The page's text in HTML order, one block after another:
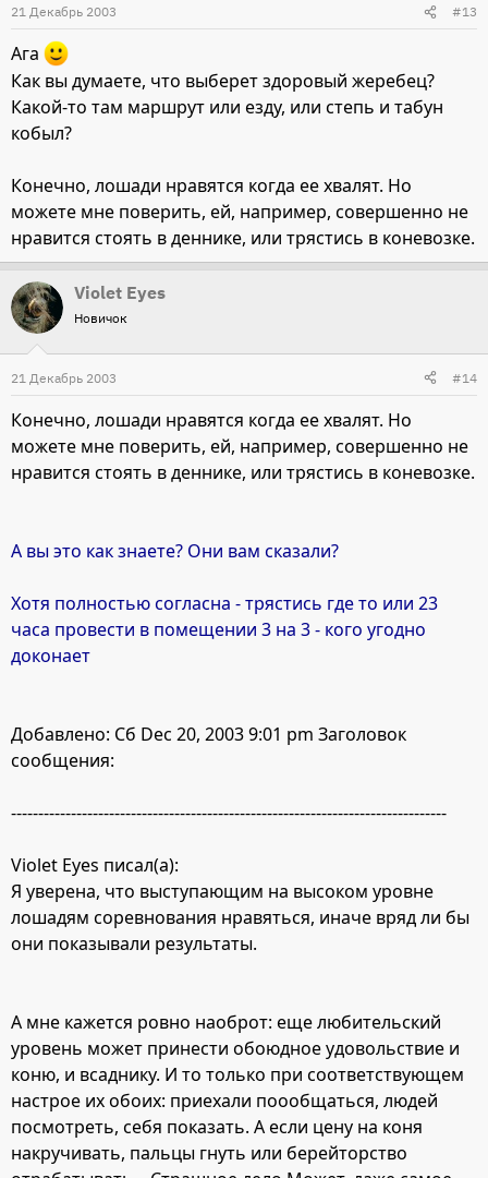
21 Декабрь 2003 #13
Ага
Как вы думаете, что выберет здоровый жеребец?
Какой-то там маршрут или езду, или степь и табун
кобыл?
Конечно, лошади нравятся когда ее хвалят. Но
можете мне поверить, ей, например, совершенно не
нравится стоять в деннике, или трястись в коневозке.
Violet Eyes
Новичок
21 Декабрь 2003 #14
Конечно, лошади нравятся когда ее хвалят. Но
можете мне поверить, ей, например, совершенно не
нравится стоять в деннике, или трястись в коневозке.
А вы это как знаете? Они вам сказали?
Хотя полностью согласна - трястись где то или 23
часа провести в помещении 3 на 3 - кого угодно
доконает
Добавлено: Сб Dec 20, 2003 9:01 pm Заголовок
сообщения:
--------------------------------------------------------------------------------
Violet Eyes писал(а):
Я уверена, что выступающим на высоком уровне
лошадям соревнования нравяться, иначе вряд ли бы
они показывали результаты.
А мне кажется ровно наоброт: еще любительский
уровень может принести обоюдное удовольствие и
коню, и всаднику. И то только при соответствующем
настрое их обоих: приехали поообщаться, людей
посмотреть, себя показать. А если цену на коня
накручивать, пальцы гнуть или берейторство